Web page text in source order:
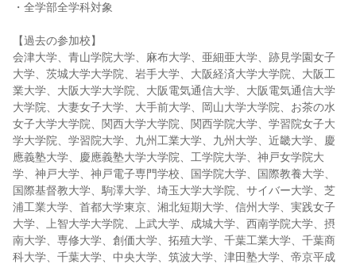
・全学部全学科対象
【過去の参加校】
会津大学、青山学院大学、麻布大学、亜細亜大学、跡見学園女子
大学、茨城大学大学院、岩手大学、大阪経済大学大学院、大阪工
業大学、大阪大学大学院、大阪電気通信大学、大阪電気通信大学
大学院、大妻女子大学、大手前大学、岡山大学大学院、お茶の水
女子大学大学院、関西大学大学院、関西学院大学、学習院女子大
学大学院、学習院大学、九州工業大学、九州大学、近畿大学、慶
應義塾大学、慶應義塾大学大学院、工学院大学、神戸女学院大
学、神戸大学、神戸電子専門学校、国学院大学、国際教養大学、
国際基督教大学、駒澤大学、埼玉大学大学院、サイバー大学、芝
浦工業大学、首都大学東京、湘北短期大学、信州大学、実践女子
大学、上智大学大学院、上武大学、成城大学、西南学院大学、摂
南大学、専修大学、創価大学、拓殖大学、千葉工業大学、千葉商
科大学、千葉大学、中央大学、筑波大学、津田塾大学、帝京平成